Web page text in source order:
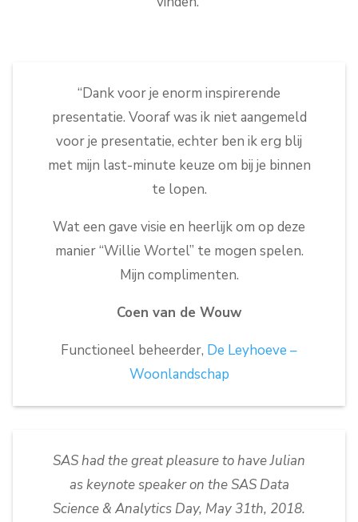
“Dank voor je enorm inspirerende
presentatie. Vooraf was ik niet aangemeld
voor je presentatie, echter ben ik erg blij
met mijn last-minute keuze om bij je binnen
te lopen.
Wat een gave visie en heerlijk om op deze
manier “Willie Wortel” te mogen spelen.
Mijn complimenten.
Coen van de Wouw
Functioneel beheerder, De Leyhoeve –
Woonlandschap
SAS had the great pleasure to have Julian
as keynote speaker on the SAS Data
Science & Analytics Day, May 31th, 2018.